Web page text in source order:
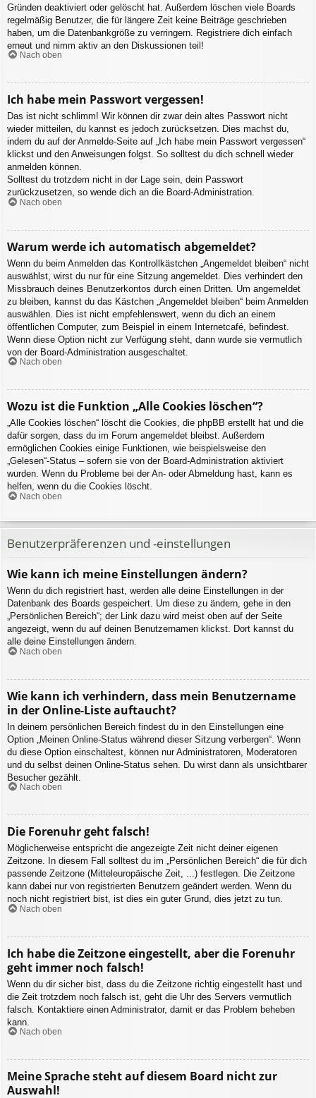
Gründen deaktiviert oder gelöscht hat. Außerdem löschen viele Boards
regelmäßig Benutzer, die für längere Zeit keine Beiträge geschrieben
haben, um die Datenbankgröße zu verringern. Registriere dich einfach
erneut und nimm aktiv an den Diskussionen teil!
Nach oben
Ich habe mein Passwort vergessen!
Das ist nicht schlimm! Wir können dir zwar dein altes Passwort nicht
wieder mitteilen, du kannst es jedoch zurücksetzen. Dies machst du,
indem du auf der Anmelde-Seite auf „Ich habe mein Passwort vergessen“
klickst und den Anweisungen folgst. So solltest du dich schnell wieder
anmelden können.
Solltest du trotzdem nicht in der Lage sein, dein Passwort
zurückzusetzen, so wende dich an die Board-Administration.
Nach oben
Warum werde ich automatisch abgemeldet?
Wenn du beim Anmelden das Kontrollkästchen „Angemeldet bleiben“ nicht
auswählst, wirst du nur für eine Sitzung angemeldet. Dies verhindert den
Missbrauch deines Benutzerkontos durch einen Dritten. Um angemeldet
zu bleiben, kannst du das Kästchen „Angemeldet bleiben“ beim Anmelden
auswählen. Dies ist nicht empfehlenswert, wenn du dich an einem
öffentlichen Computer, zum Beispiel in einem Internetcafé, befindest.
Wenn diese Option nicht zur Verfügung steht, dann wurde sie vermutlich
von der Board-Administration ausgeschaltet.
Nach oben
Wozu ist die Funktion „Alle Cookies löschen“?
„Alle Cookies löschen“ löscht die Cookies, die phpBB erstellt hat und die
dafür sorgen, dass du im Forum angemeldet bleibst. Außerdem
ermöglichen Cookies einige Funktionen, wie beispielsweise den
„Gelesen“-Status – sofern sie von der Board-Administration aktiviert
wurden. Wenn du Probleme bei der An- oder Abmeldung hast, kann es
helfen, wenn du die Cookies löscht.
Nach oben
Benutzerpräferenzen und -einstellungen
Wie kann ich meine Einstellungen ändern?
Wenn du dich registriert hast, werden alle deine Einstellungen in der
Datenbank des Boards gespeichert. Um diese zu ändern, gehe in den
„Persönlichen Bereich“; der Link dazu wird meist oben auf der Seite
angezeigt, wenn du auf deinen Benutzernamen klickst. Dort kannst du
alle deine Einstellungen ändern.
Nach oben
Wie kann ich verhindern, dass mein Benutzername
in der Online-Liste auftaucht?
In deinem persönlichen Bereich findest du in den Einstellungen eine
Option „Meinen Online-Status während dieser Sitzung verbergen“. Wenn
du diese Option einschaltest, können nur Administratoren, Moderatoren
und du selbst deinen Online-Status sehen. Du wirst dann als unsichtbarer
Besucher gezählt.
Nach oben
Die Forenuhr geht falsch!
Möglicherweise entspricht die angezeigte Zeit nicht deiner eigenen
Zeitzone. In diesem Fall solltest du im „Persönlichen Bereich“ die für dich
passende Zeitzone (Mitteleuropäische Zeit, ...) festlegen. Die Zeitzone
kann dabei nur von registrierten Benutzern geändert werden. Wenn du
noch nicht registriert bist, ist dies ein guter Grund, dies jetzt zu tun.
Nach oben
Ich habe die Zeitzone eingestellt, aber die Forenuhr
geht immer noch falsch!
Wenn du dir sicher bist, dass du die Zeitzone richtig eingestellt hast und
die Zeit trotzdem noch falsch ist, geht die Uhr des Servers vermutlich
falsch. Kontaktiere einen Administrator, damit er das Problem beheben
kann.
Nach oben
Meine Sprache steht auf diesem Board nicht zur
Auswahl!